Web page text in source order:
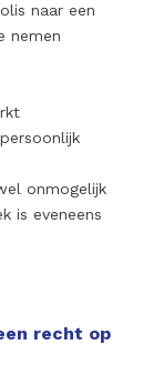
naar een
nemen
onmogelijk
is eveneens
recht op